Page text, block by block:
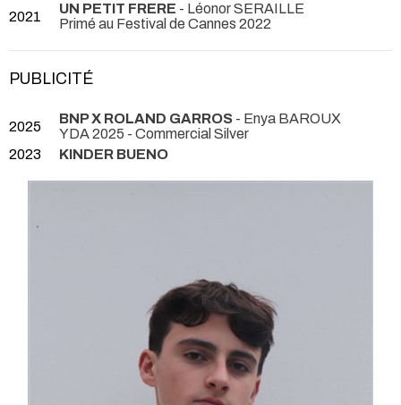
2021
UN PETIT FRERE - Léonor SERAILLE
Primé au Festival de Cannes 2022
PUBLICITÉ
2025 BNP X ROLAND GARROS - Enya BAROUX
YDA 2025 - Commercial Silver
2023
KINDER BUENO